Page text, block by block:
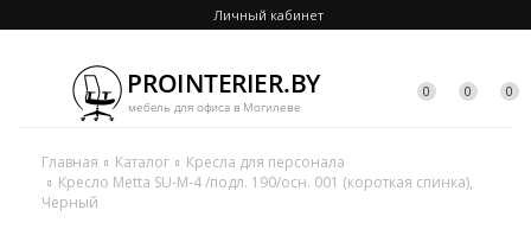
Личный кабинет
0 0 0
Главная Каталог
Кресла для персонала
Кресло Metta SU-M-4 /подл. 190/осн. 001 (короткая спинка),
Черный